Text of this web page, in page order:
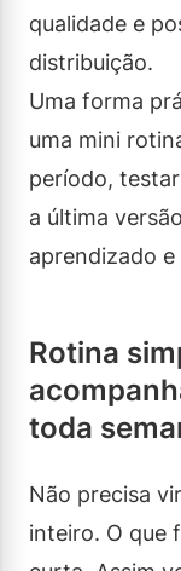
qualidade e
distribuição.
Uma forma
uma mini
período,
a última
aprendizado
Rotina
toda
Não precisa
inteiro. O que